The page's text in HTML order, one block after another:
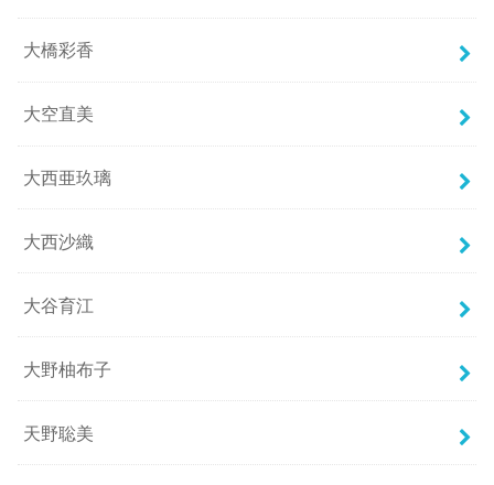
大橋彩香
大空直美
大西亜玖璃
大西沙織
大谷育江
大野柚布子
天野聡美